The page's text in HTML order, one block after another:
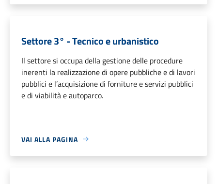
Settore 3° - Tecnico e urbanistico
Il settore si occupa della gestione delle procedure
inerenti la realizzazione di opere pubbliche e di lavori
pubblici e l’acquisizione di forniture e servizi pubblici
e di viabilità e autoparco.
VAI ALLA PAGINA